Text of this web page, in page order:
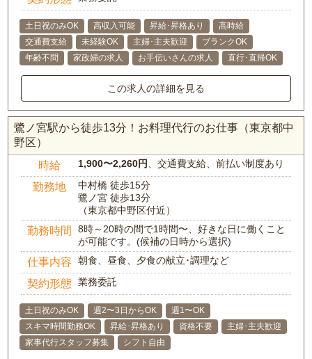
土日祝のみOK 高収入可能 昇給･昇格あり
高時給
交通費支給
未経験OK 主婦･主夫歓迎
ブランクOK
年齢不問
家政婦の求人 お手伝いさんの求人 直行･直帰OK
この求人の詳細を見る
鷺ノ宮駅から徒歩13分！お料理代行のお仕事（東京都中
野区）
時給 1,900〜2,260円、交通費支給、前払い制度あり
勤務地
中村橋 徒歩15分
鷺ノ宮 徒歩13分
（東京都中野区付近）
勤務時間
8時～20時の間で1時間〜、好きな日に働くこと
が可能です。(候補の日時から選択)
仕事内容 朝食、昼食、夕食の献立･調理など
契約形態 業務委託
土日祝のみOK 週2〜3日からOK
週1〜OK
スキマ時間勤務OK
昇給･昇格あり 資格不要
主婦･主夫歓迎
家事代行スタッフ募集
シフト自由